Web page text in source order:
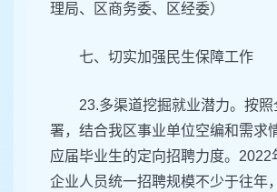
理局、区商务委、区经委）
七、切实加强民生保障工作
23.多渠道挖掘就业潜力。按照
署，结合我区事业单位空编和需求
应届毕业生的定向招聘力度。2022
企业人员统一招聘规模不少于往年